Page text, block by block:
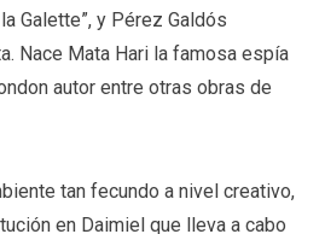
Galette”, y Pérez Galdós
Nace Mata Hari la famosa espía
autor entre otras obras de
tan fecundo a nivel creativo,
en Daimiel que lleva a cabo